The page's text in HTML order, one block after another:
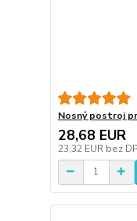
Nosný postroj
28,68 EUR
23,32 EUR bez